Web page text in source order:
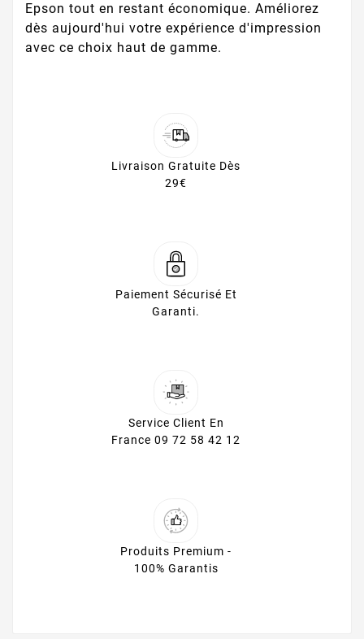
Epson tout en restant économique. Améliorez
dès aujourd'hui votre expérience d'impression
avec ce choix haut de gamme.
Livraison Gratuite Dès
29€
Paiement Sécurisé Et
Garanti.
Service Client En
France 09 72 58 42 12
Produits Premium -
100% Garantis